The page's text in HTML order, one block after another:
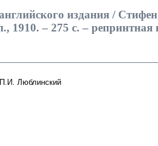
издания /
1910. – 275 с. – репринтная
Люблинский